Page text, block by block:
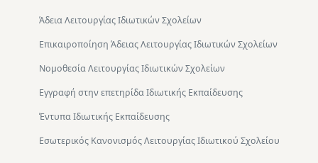
Άδεια Λειτουργίας Ιδιωτικών Σχολείων
Επικαιροποίηση Άδειας Λειτουργίας Ιδιωτικών Σχολείων
Νομοθεσία Λειτουργίας Ιδιωτικών Σχολείων
Εγγραφή στην επετηρίδα Ιδιωτικής Εκπαίδευσης
Έντυπα Ιδιωτικής Εκπαίδευσης
Εσωτερικός Κανονισμός Λειτουργίας Ιδιωτικού Σχολείου